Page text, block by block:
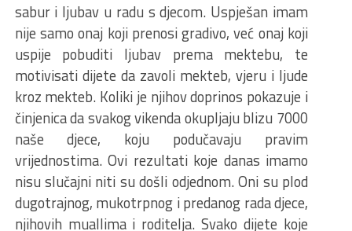
sabur i ljubav u radu s djecom. Uspješan imam
nije samo onaj koji prenosi gradivo, već onaj koji
uspije pobuditi ljubav prema mektebu, te
motivisati dijete da zavoli mekteb, vjeru i ljude
kroz mekteb. Koliki je njihov doprinos pokazuje i
činjenica da svakog vikenda okupljaju blizu 7000
naše djece, koju podučavaju pravim
vrijednostima. Ovi rezultati koje danas imamo
nisu slučajni niti su došli odjednom. Oni su plod
dugotrajnog, mukotrpnog i predanog rada djece,
njihovih muallima i roditelja. Svako dijete koje